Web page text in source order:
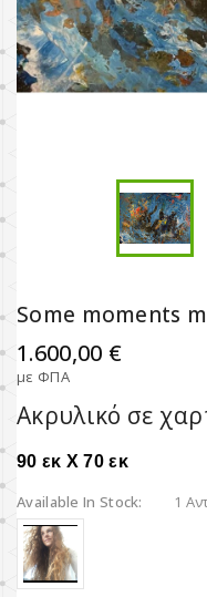
Some moments
1.600,00 €
με ΦΠΑ
Ακρυλικό σε
90 εκ X 70 εκ
Available In Stock: 1